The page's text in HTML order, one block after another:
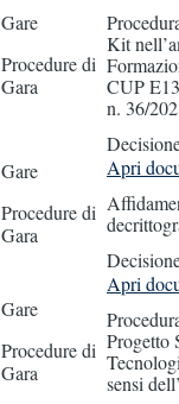
Gare
Procedure di
Gara
Kit
CUP
n. 36/
Gare
Procedure di
Gara
Apri
Gare
Procedure di
Gara
Apri
Progetto
sensi